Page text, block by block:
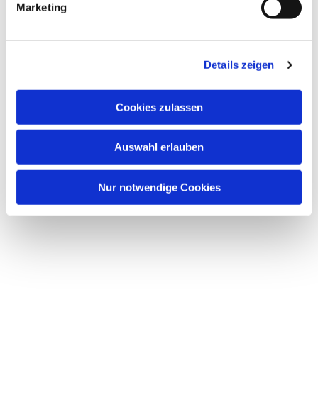
Marketing
Details zeigen
Cookies zulassen
Auswahl erlauben
Nur notwendige Cookies